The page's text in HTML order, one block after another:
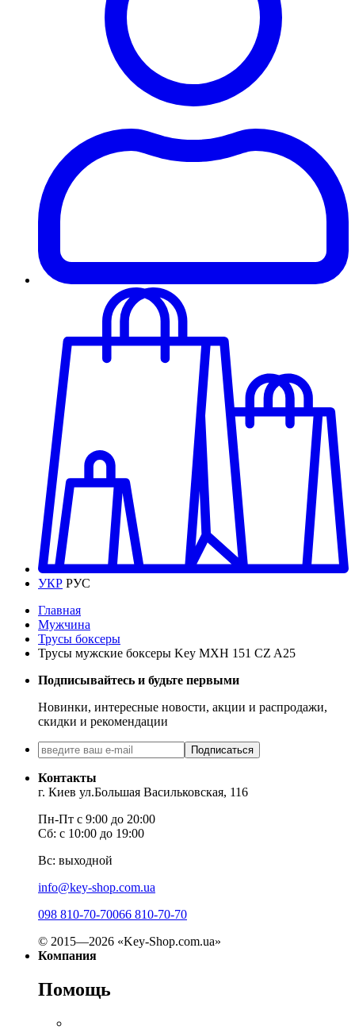
УКР РУС
Главная
Мужчина
Трусы боксеры
Трусы мужские боксеры Key MXH 151 CZ A25
Подписывайтесь и будьте первыми
Новинки, интересные новости, акции и распродажи,
скидки и рекомендации
Подписаться
Контакты
г. Киев ул.Большая Васильковская, 116
Пн-Пт с 9:00 до 20:00
Сб: с 10:00 до 19:00
Вс: выходной
info@key-shop.com.ua
098 810-70-70066 810-70-70
© 2015—2026 «Key-Shop.com.ua»
Компания
Помощь